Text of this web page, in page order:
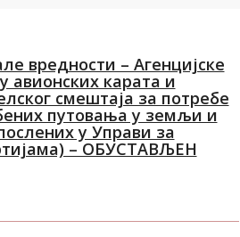
вредности – Агенцијске
авионских карата и
смештаја за потребе
путовања у земљи и
у Управи за
– ОБУСТАВЉЕН